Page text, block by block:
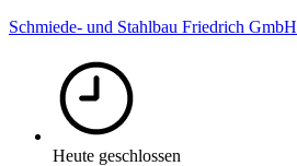
Schmiede- und Stahlbau Friedrich GmbH
Heute geschlossen